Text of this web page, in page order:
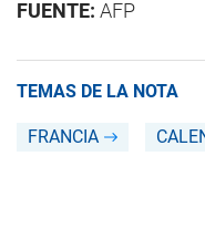
FUENTE: AFP
TEMAS DE LA NOTA
FRANCIA